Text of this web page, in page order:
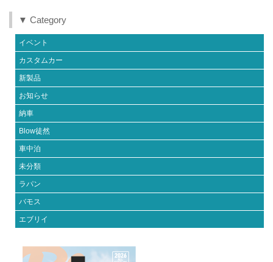
▼ Category
イベント
カスタムカー
新製品
お知らせ
納車
Blow徒然
車中泊
未分類
ラパン
バモス
エブリイ